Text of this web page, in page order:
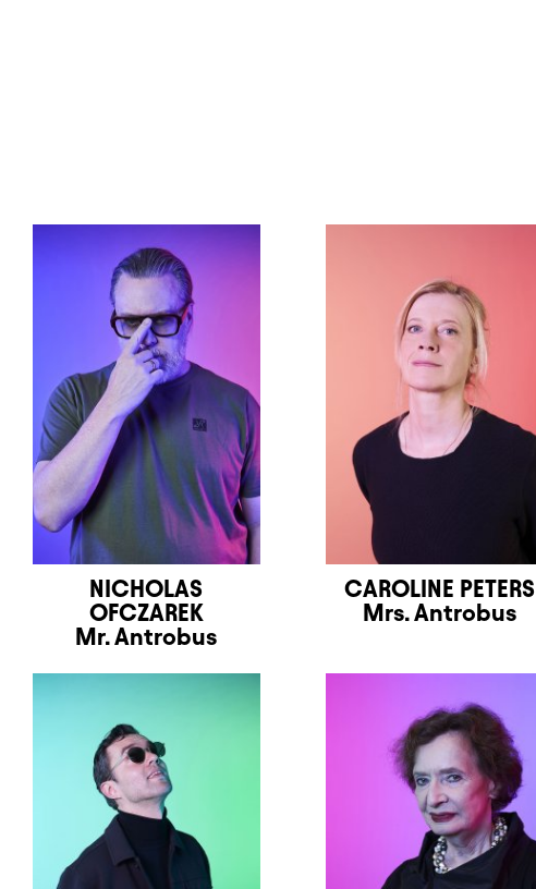
NICHOLAS
OFCZAREK
Mr. Antrobus
CAROLINE PETERS
Mrs. Antrobus